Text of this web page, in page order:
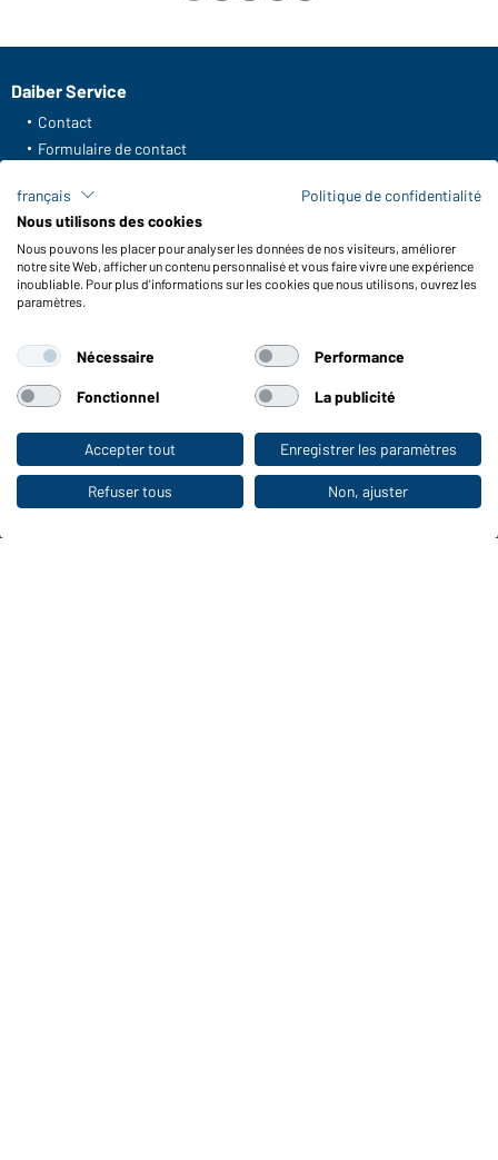
Vers la boutique pour particuliers
Daiber Service
Contact
Formulaire de contact
FAQ / Manuel d' utilisation
Vérifier le stock
Reporting system according to whistleblower protection act
Fonctions et entretien
Conseils d'entretien
Tailles
Couleurs
WORKWEAR COLLECTION
Le choix idéal pour les professionnels :
français
Politique de confidentialité
Nous utilisons des cookies
Nous pouvons les placer pour analyser les données de nos visiteurs, améliorer
notre site Web, afficher un contenu personnalisé et vous faire vivre une expérience
inoubliable. Pour plus d'informations sur les cookies que nous utilisons, ouvrez les
paramètres.
Nécessaire Performance
Fonctionnel La publicité
Accepter tout Enregistrer les paramètres
Refuser tous Non, ajuster